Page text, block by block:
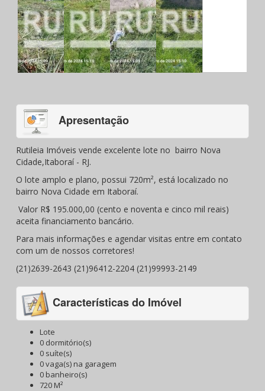
Apresentação
Rutileia Imóveis vende excelente lote no bairro Nova
Cidade,Itaboraí - RJ.
O lote amplo e plano, possui 720m², está localizado no
bairro Nova Cidade em Itaboraí.
Valor R$ 195.000,00 (cento e noventa e cinco mil reais)
aceita financiamento bancário.
Para mais informações e agendar visitas entre em contato
com um de nossos corretores!
(21)2639-2643 (21)96412-2204 (21)99993-2149
Características do Imóvel
Lote
0 dormitório(s)
0 suíte(s)
0 vaga(s) na garagem
0 banheiro(s)
720 M²